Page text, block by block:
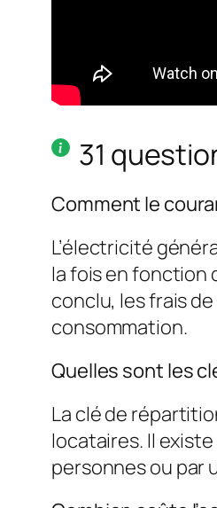
31
Comment le
L’électricité
la fois en fonction
conclu, les frais
consommation.
Quelles sont les
La clé de
locataires. Il
personnes ou par